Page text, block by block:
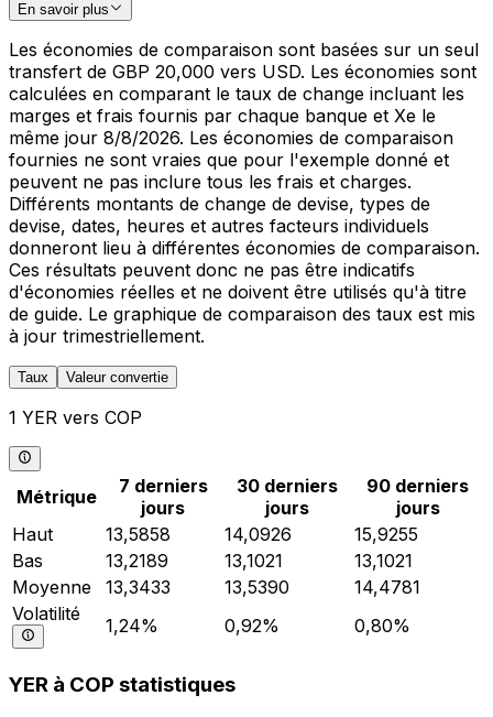
En savoir plus
Les économies de comparaison sont basées sur un seul
transfert de GBP 20,000 vers USD. Les économies sont
calculées en comparant le taux de change incluant les
marges et frais fournis par chaque banque et Xe le
même jour 8/8/2026. Les économies de comparaison
fournies ne sont vraies que pour l'exemple donné et
peuvent ne pas inclure tous les frais et charges.
Différents montants de change de devise, types de
devise, dates, heures et autres facteurs individuels
donneront lieu à différentes économies de comparaison.
Ces résultats peuvent donc ne pas être indicatifs
d'économies réelles et ne doivent être utilisés qu'à titre
de guide. Le graphique de comparaison des taux est mis
à jour trimestriellement.
Taux Valeur convertie
1 YER vers COP
Métrique
7 derniers
jours
30 derniers
jours
90 derniers
jours
Haut
13,5858 14,0926
15,9255
Bas
13,2189 13,1021
13,1021
Moyenne
13,3433 13,5390
14,4781
Volatilité
1,24% 0,92% 0,80%
YER à COP statistiques